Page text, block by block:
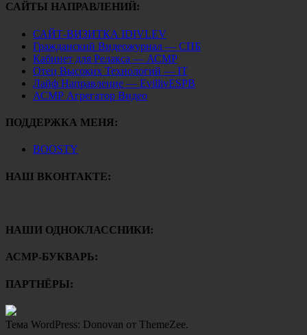
САЙТЫ НАПРАВЛЕНИЙ:
САЙТ-ВИЗИТКА IDIVLEV
Гражданский Видеожурнал — СПБ
Кабинет для Релакса — АСМР
Отец Высоких Технологий — IT
Лайф Направление — EvillivESPB
АСМР Агрегатор Видео
ПОДДЕРЖКА МЕНЯ:
BOOSTY
НАШ ВКОНТАКТЕ:
НАШИ ОДНОКЛАССНИКИ:
АСМР-БУКВАРЬ:
ПАРТНЁРЫ:
Тема WordPress: Donovan от ThemeZee.